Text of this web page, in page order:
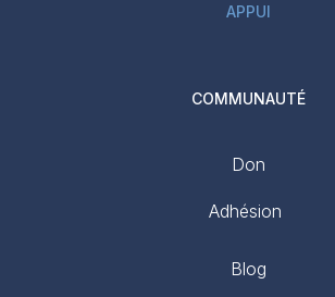
APPUI
COMMUNAUTÉ
Don
Adhésion
Blog